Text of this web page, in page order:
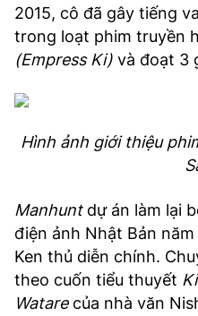
2015, cô đã gây tiếng
trong loạt phim truyền
(Empress Ki) và đoạt 3
Hình ảnh giới thiệu
Manhuntdự án làm lại
điện ảnh Nhật Bản
Ken thủ diễn chính.
theo cuốn tiểu thuyết
Watarecủa nhà văn